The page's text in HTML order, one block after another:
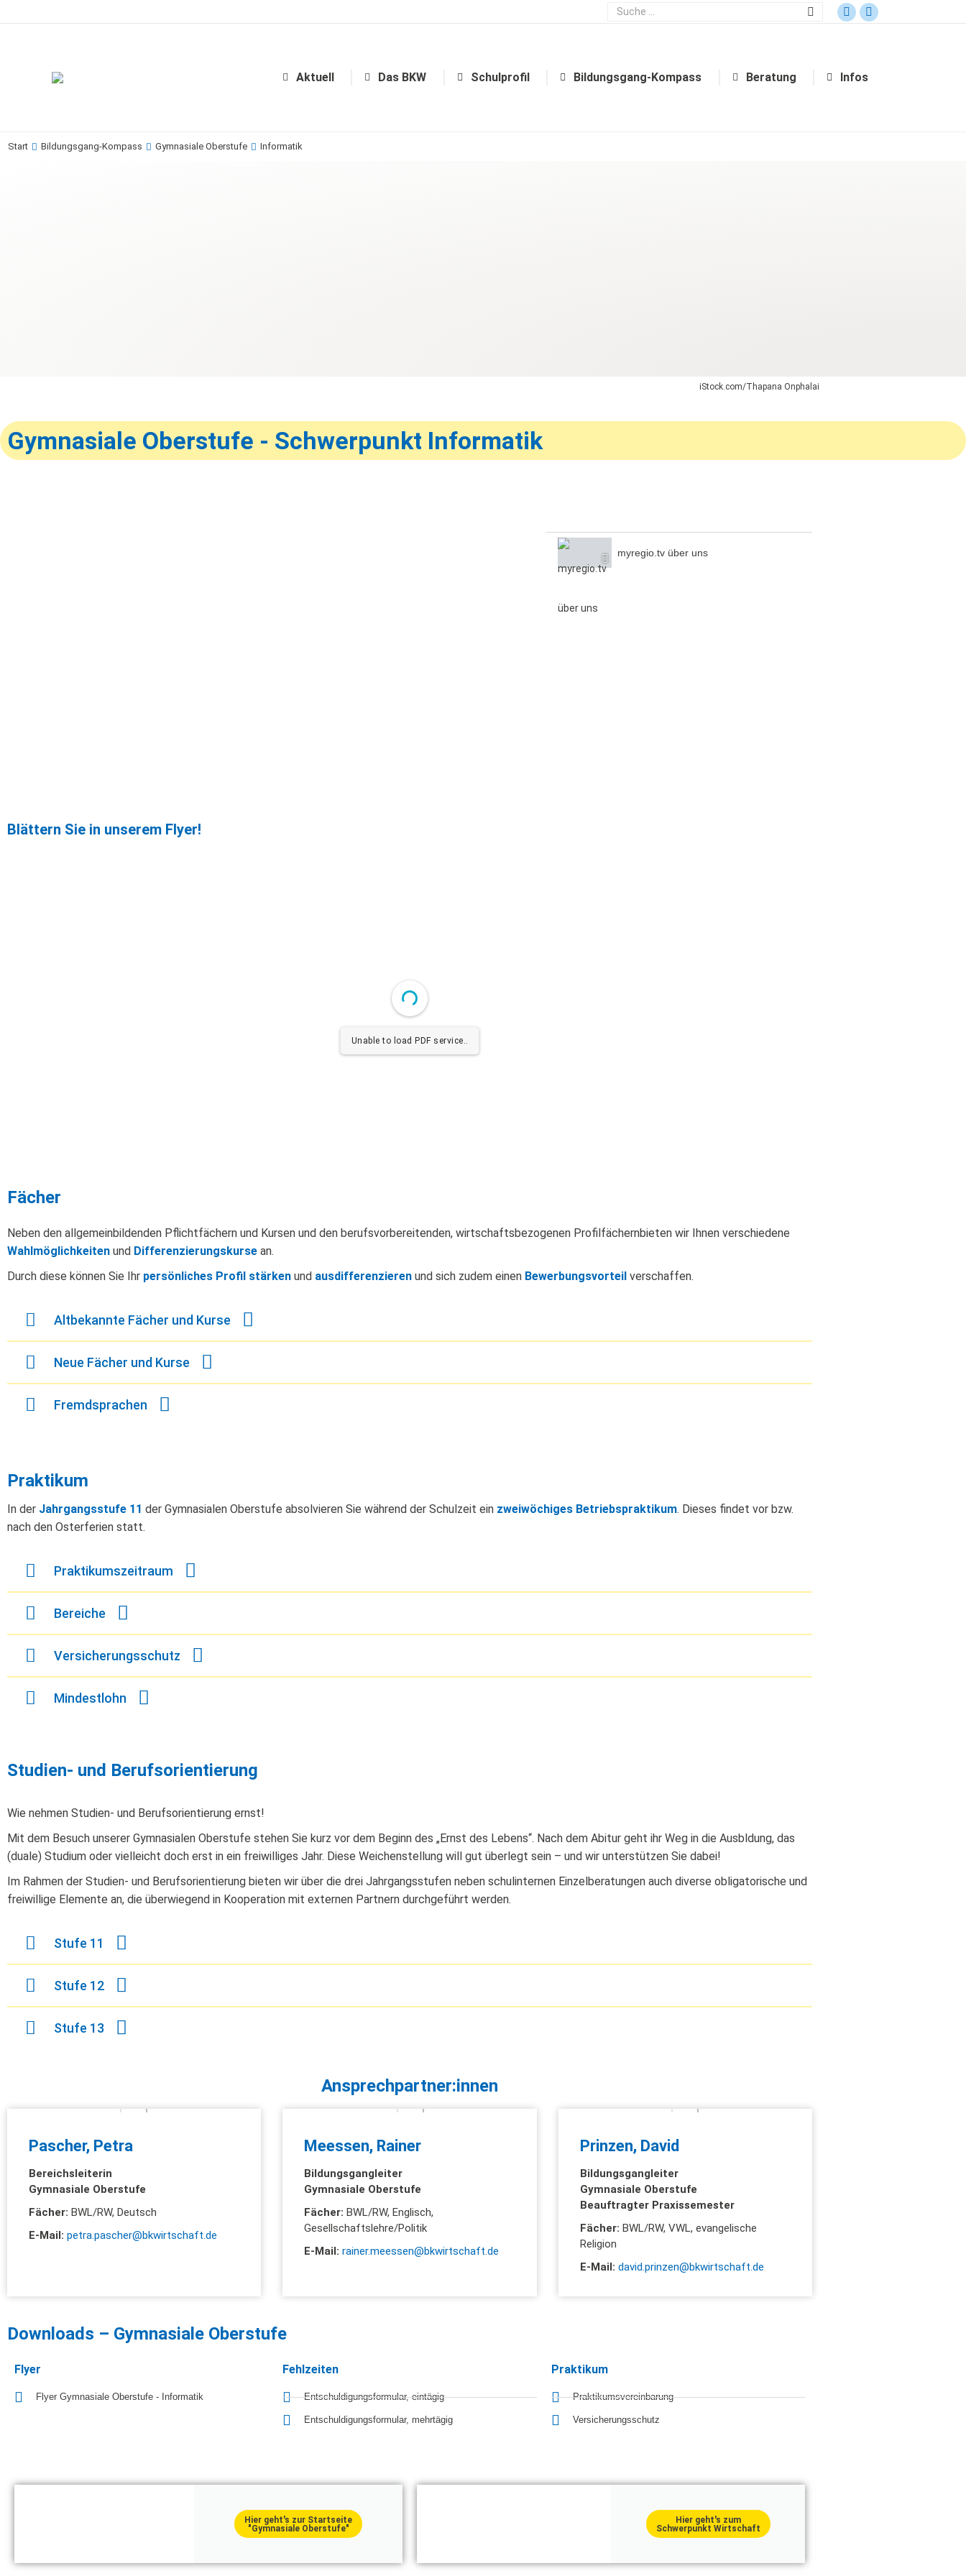
Aktuell Das BKW Schulprofil Bildungsgang-Kompass Beratung Infos
Sie befinden sich hier:
Start Bildungsgang-Kompass Gymnasiale Oberstufe Informatik
iStock.com/Thapana Onphalai
Gymnasiale Oberstufe - Schwerpunkt Informatik
myregio.tv über uns
Blättern Sie in unserem Flyer!
Unable to load PDF service..
Fächer
Neben den allgemeinbildenden Pflichtfächern und Kursen und den berufsvorbereitenden, wirtschaftsbezogenen Profilfächernbieten wir Ihnen verschiedene
Wahlmöglichkeiten und Differenzierungskurse an.
Durch diese können Sie Ihr persönliches Profil stärken und ausdifferenzieren und sich zudem einen Bewerbungsvorteil verschaffen.
Altbekannte Fächer und Kurse
Neue Fächer und Kurse
Fremdsprachen
Praktikum
In der Jahrgangsstufe 11 der Gymnasialen Oberstufe absolvieren Sie während der Schulzeit ein zweiwöchiges Betriebspraktikum. Dieses findet vor bzw.
nach den Osterferien statt.
Praktikumszeitraum
Bereiche
Versicherungsschutz
Mindestlohn
Studien- und Berufsorientierung
Wie nehmen Studien- und Berufsorientierung ernst!
Mit dem Besuch unserer Gymnasialen Oberstufe stehen Sie kurz vor dem Beginn des „Ernst des Lebens“. Nach dem Abitur geht ihr Weg in die Ausbldung, das
(duale) Studium oder vielleicht doch erst in ein freiwilliges Jahr. Diese Weichenstellung will gut überlegt sein – und wir unterstützen Sie dabei!
Im Rahmen der Studien- und Berufsorientierung bieten wir über die drei Jahrgangsstufen neben schulinternen Einzelberatungen auch diverse obligatorische und
freiwillige Elemente an, die überwiegend in Kooperation mit externen Partnern durchgeführt werden.
Stufe 11
Stufe 12
Stufe 13
Ansprechpartner:innen
Pascher, Petra
Bereichsleiterin
Gymnasiale Oberstufe
Fächer: BWL/RW, Deutsch
E-Mail: petra.pascher@bkwirtschaft.de
Meessen, Rainer
Bildungsgangleiter
Gymnasiale Oberstufe
Fächer:BWL/RW, Englisch,
Gesellschaftslehre/Politik
E-Mail: rainer.meessen@bkwirtschaft.de
Prinzen, David
Bildungsgangleiter
Gymnasiale Oberstufe
Beauftragter Praxissemester
Fächer: BWL/RW, VWL, evangelische
Religion
E-Mail: david.prinzen@bkwirtschaft.de
Downloads – Gymnasiale Oberstufe
Flyer
Flyer Gymnasiale Oberstufe - Informatik
Fehlzeiten
Entschuldigungsformular, eintägig
Entschuldigungsformular, mehrtägig
Praktikum
Praktikumsvereinbarung
Versicherungsschutz
Hier geht's zur Startseite
"Gymnasiale Oberstufe"
Hier geht's zum
Schwerpunkt Wirtschaft
Bildungsgang-Kompass
Beratung